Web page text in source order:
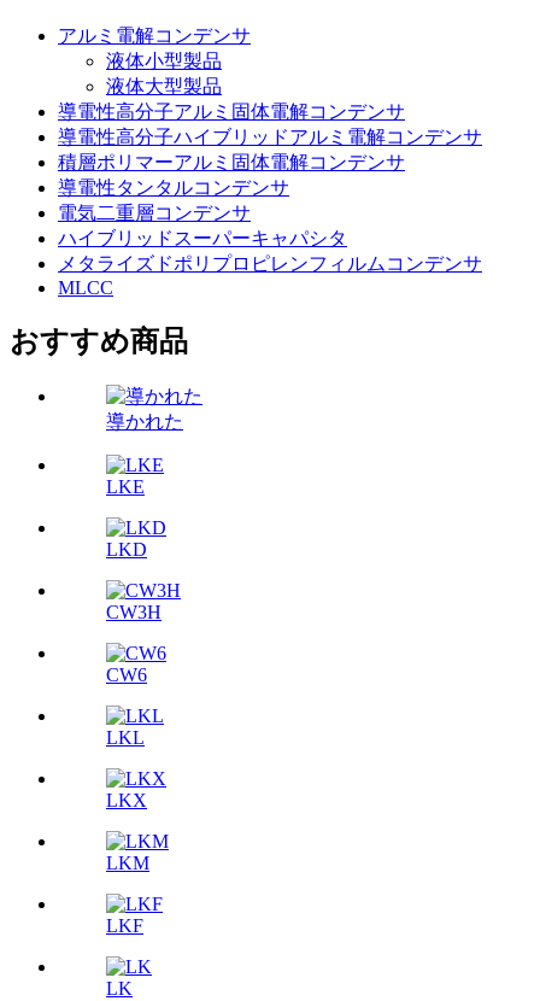
アルミ電解コンデンサ
液体小型製品
液体大型製品
導電性高分子アルミ固体電解コンデンサ
導電性高分子ハイブリッドアルミ電解コンデンサ
積層ポリマーアルミ固体電解コンデンサ
導電性タンタルコンデンサ
電気二重層コンデンサ
ハイブリッドスーパーキャパシタ
メタライズドポリプロピレンフィルムコンデンサ
MLCC
おすすめ商品
導かれた
LKE
LKD
CW3H
CW6
LKL
LKX
LKM
LKF
LK